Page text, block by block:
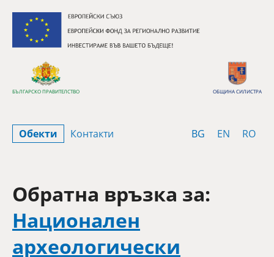
БЪЛГАРСКО ПРАВИТЕЛСТВО ОБЩИНА СИЛИСТРА
BG Bulgarian
EN English
RO
Обекти Контакти
Обратна връзка за:
Национален
археологически